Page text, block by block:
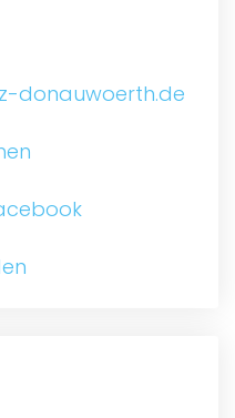
donauwoerth.de